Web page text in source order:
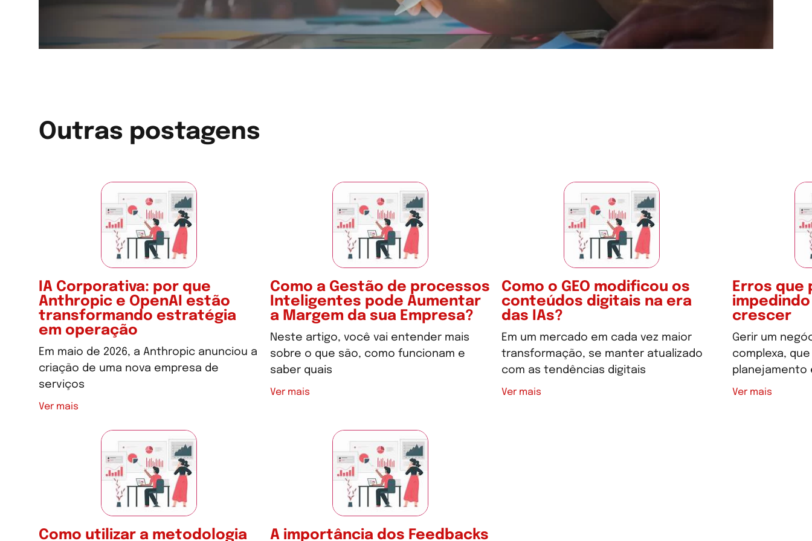
Outras postagens
IA Corporativa: por que
Anthropic e OpenAI estão
transformando estratégia
em operação
Em maio de 2026, a Anthropic anunciou a
criação de uma nova empresa de
serviços
Ver mais
Como a Gestão de processos
Inteligentes pode Aumentar
a Margem da sua Empresa?
Neste artigo, você vai entender mais
sobre o que são, como funcionam e
saber quais
Ver mais
Como o GEO modificou os
conteúdos digitais na era
das IAs?
Em um mercado em cada vez maior
transformação, se manter atualizado
com as tendências digitais
Ver mais
Erros que
crescer
Gerir um
complexa,
planejamento
Ver mais
Como utilizar a metodologia A importância dos Feedbacks